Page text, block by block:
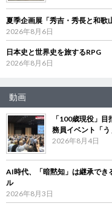
夏季企画展「秀吉・秀長と和
2026年8月6日
日本史と世界史を旅するRPG
2026年8月6日
動画
「100歳現役」
務員イベント「う
2026年8月4日
AI時代、「暗黙知」は継承で
ル
2026年8月3日